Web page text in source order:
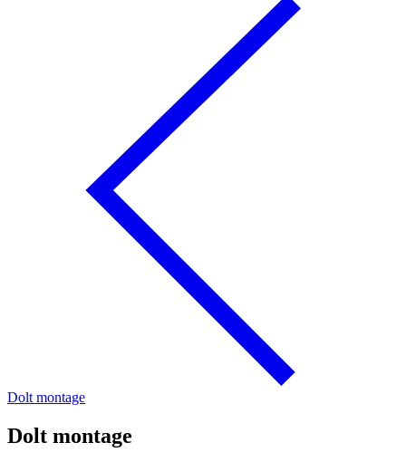
Dolt montage
Dolt montage